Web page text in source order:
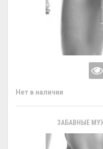
Нет в наличии
ЗАБАВНЫЕ